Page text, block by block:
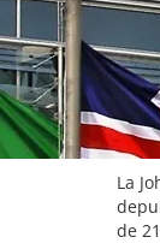
La
de